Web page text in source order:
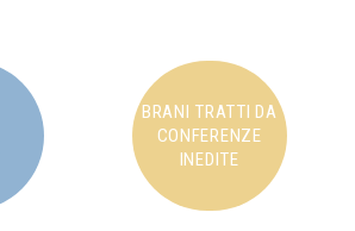
BRANI TRATTI DA
CONFERENZE
INEDITE